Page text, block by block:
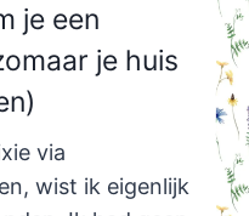
je een
je huis
via
wist ik eigenlijk